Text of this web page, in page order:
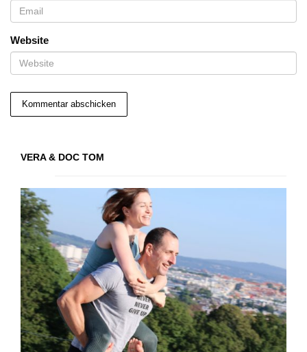
Website
VERA & DOC TOM